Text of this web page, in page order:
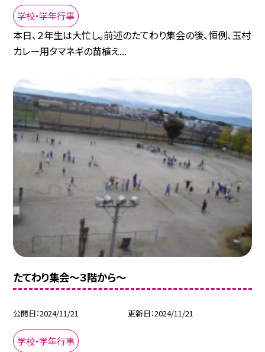
学校・学年行事
本日、２年生は大忙し。前述のたてわり集会の後、恒例、玉村
カレー用タマネギの苗植え...
たてわり集会～３階から～
公開日 2024/11/21 更新日 2024/11/21
学校・学年行事